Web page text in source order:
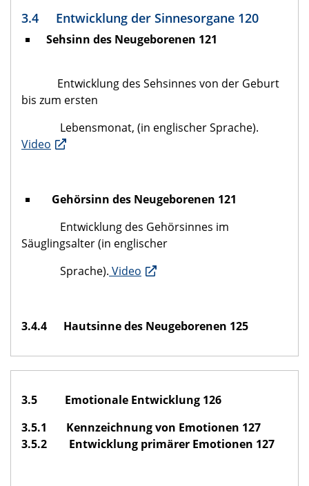
3.4 Entwicklung der Sinnesorgane 120
Sehsinn des Neugeborenen 121
Entwicklung des Sehsinnes von der Geburt
bis zum ersten
Lebensmonat, (in englischer Sprache).
Video
Gehörsinn des Neugeborenen 121
Entwicklung des Gehörsinnes im
Säuglingsalter (in englischer
Sprache). Video
3.4.4 Hautsinne des Neugeborenen 125
3.5 Emotionale Entwicklung 126
3.5.1 Kennzeichnung von Emotionen 127
3.5.2 Entwicklung primärer Emotionen 127